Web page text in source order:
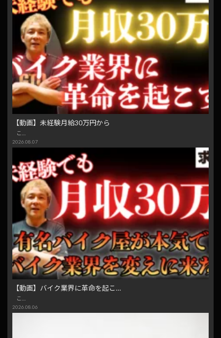
【動画】未経験月給30万円から
こ…
2026.08.07
【動画】バイク業界に革命を起こ…
こ…
2026.08.06